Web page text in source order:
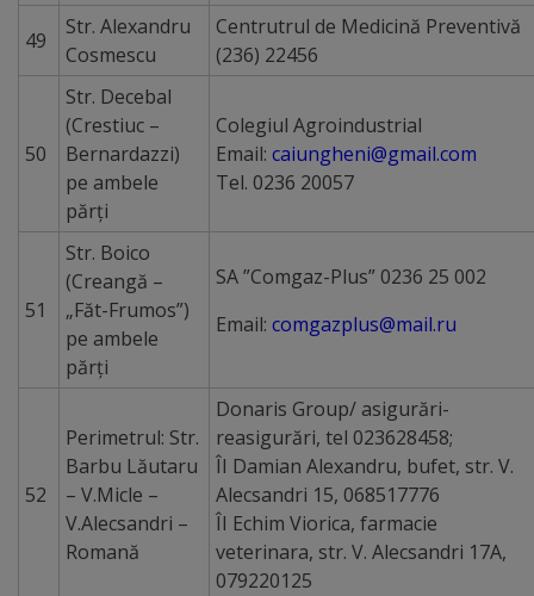
49
Str. Alexandru
Cosmescu
Centrutrul de Medicină Preventivă
(236) 22456
50
Str. Decebal
(Crestiuc –
Bernardazzi)
pe ambele
părţi
Colegiul Agroindustrial
Email: caiungheni@gmail.com
Tel. 0236 20057
51
Str. Boico
(Creangă –
„Făt-Frumos”)
pe ambele
părţi
SA ”Comgaz-Plus” 0236 25 002
Email: comgazplus@mail.ru
52
Perimetrul: Str.
Barbu Lăutaru
– V.Micle –
V.Alecsandri –
Romană
Donaris Group/ asigurări-
reasigurări, tel 023628458;
ÎI Damian Alexandru, bufet, str. V.
Alecsandri 15, 068517776
ÎI Echim Viorica, farmacie
veterinara, str. V. Alecsandri 17A,
079220125